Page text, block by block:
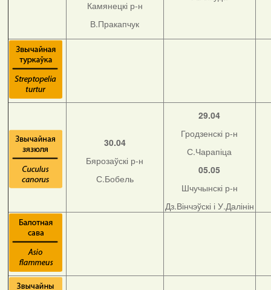
Камянецкі р-н
В.Пракапчук
30.04
Бярозаўскі р-н
С.Бобель
29.04
Гродзенскі р-н
С.Чарапіца
05.05
Шчучынскі р-н
Дз.Вінчэўскі і У.Далінін